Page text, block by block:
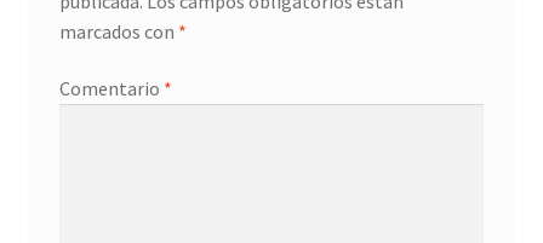
marcados con *
Comentario *